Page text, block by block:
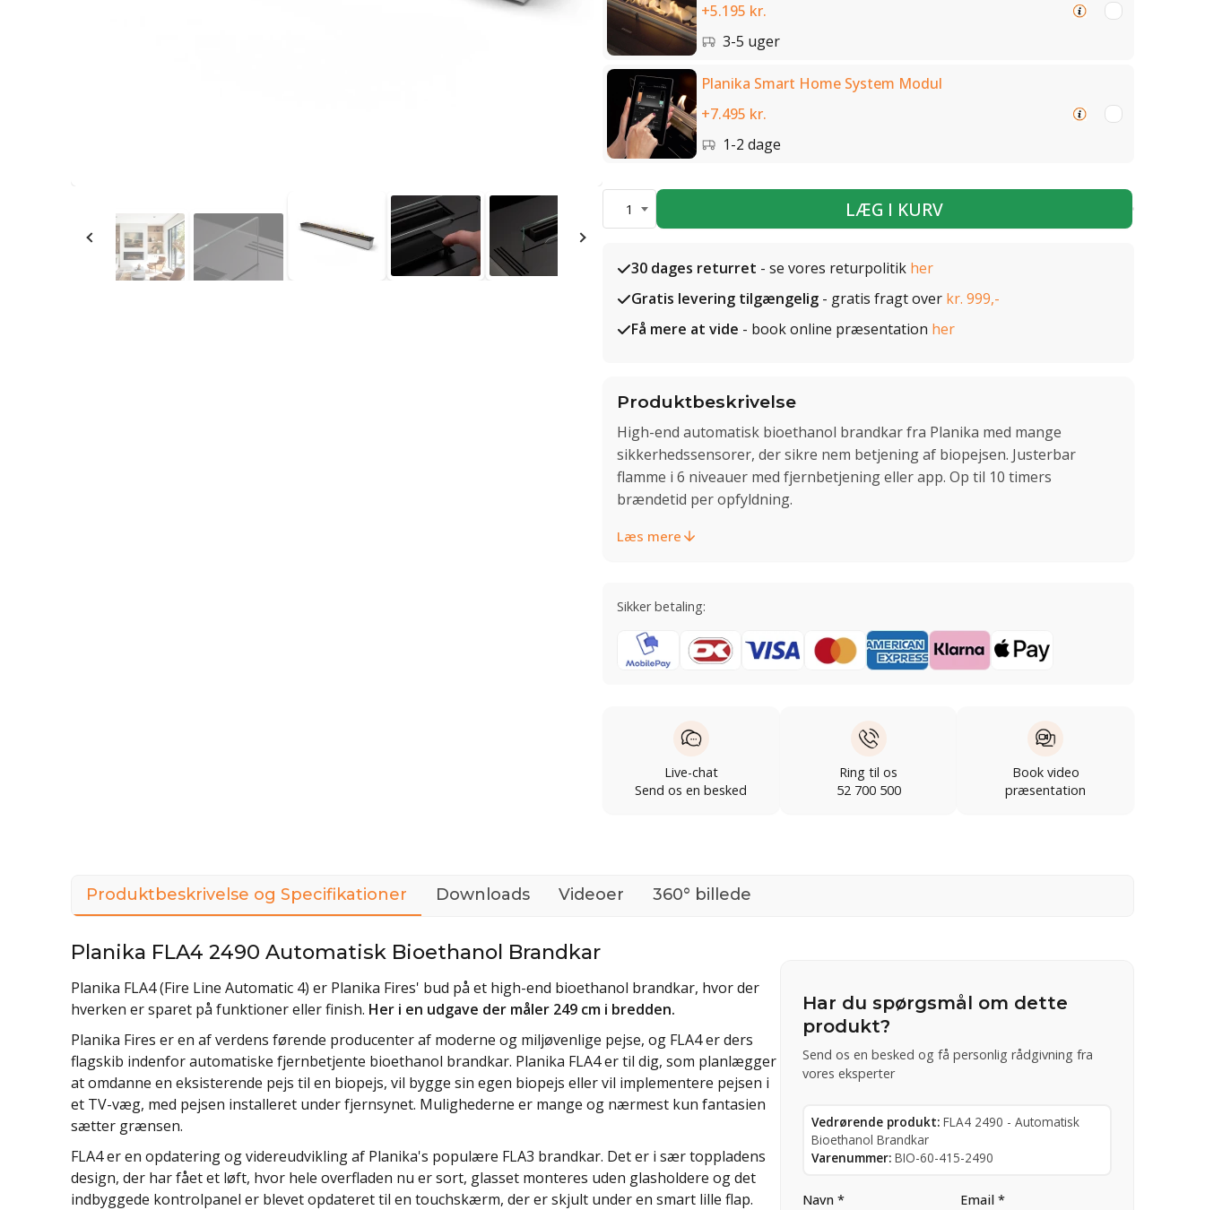
+5.195 kr.
3-5 uger
Planika Smart Home System Modul
+7.495 kr.
1-2 dage
1 LÆG I KURV
30 dages returret - se vores returpolitik her
Gratis levering tilgængelig - gratis fragt over kr. 999,-
Få mere at vide - book online præsentation her
Produktbeskrivelse
High-end automatisk bioethanol brandkar fra Planika med mange
sikkerhedssensorer, der sikre nem betjening af biopejsen. Justerbar
flamme i 6 niveauer med fjernbetjening eller app. Op til 10 timers
brændetid per opfyldning.
Læs mere
Sikker betaling:
Live-chat
Send os en besked
Ring til os
52 700 500
Book video
præsentation
Produktbeskrivelse og Specifikationer Downloads Videoer 360° billede
Planika FLA4 2490 Automatisk Bioethanol Brandkar
Planika FLA4 (Fire Line Automatic 4) er Planika Fires' bud på et high-end bioethanol brandkar, hvor der
hverken er sparet på funktioner eller finish. Her i en udgave der måler 249 cm i bredden.
Planika Fires er en af verdens førende producenter af moderne og miljøvenlige pejse, og FLA4 er ders
flagskib indenfor automatiske fjernbetjente bioethanol brandkar. Planika FLA4 er til dig, som planlægger
at omdanne en eksisterende pejs til en biopejs, vil bygge sin egen biopejs eller vil implementere pejsen i
et TV-væg, med pejsen installeret under fjernsynet. Mulighederne er mange og nærmest kun fantasien
sætter grænsen.
FLA4 er en opdatering og videreudvikling af Planika's populære FLA3 brandkar. Det er i sær toppladens
design, der har fået et løft, hvor hele overfladen nu er sort, glasset monteres uden glasholdere og det
indbyggede kontrolpanel er blevet opdateret til en touchskærm, der er skjult under en smart lille flap.
Har du spørgsmål om dette
produkt?
Send os en besked og få personlig rådgivning fra
vores eksperter
Vedrørende produkt: FLA4 2490 - Automatisk
Bioethanol Brandkar
Varenummer: BIO-60-415-2490
Navn * Email *